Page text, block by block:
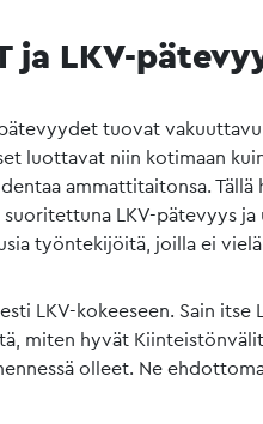
ja LKV-
tuovat
luottavat niin kotimaan
ammattitaitonsa. Tällä
LKV-pätevyys ja
työntekijöitä, joilla ei
LKV-kokeeseen. Sain itse
miten hyvät
olleet. Ne